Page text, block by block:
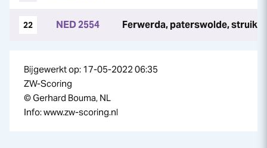
22 NED 2554 Ferwerda, paterswolde, struik
Bijgewerkt op: 17-05-2022 06:35
ZW-Scoring
© Gerhard Bouma, NL
Info: www.zw-scoring.nl